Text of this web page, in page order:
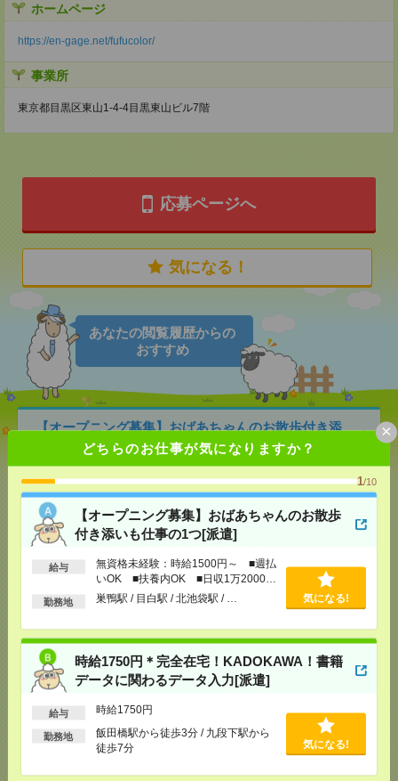
どちらのお仕事が気になりますか？
1/10
【オープニング募集】おばあちゃんのお散歩
付き添いも仕事の1つ[派遣]
給与
無資格未経験：時給1500円～ ■週払
いOK ■扶養内OK ■日収1万2000円
以上
勤務地 巣鴨駅 / 目白駅 / 北池袋駅 / … 気になる!
時給1750円＊完全在宅！KADOKAWA！書籍
データに関わるデータ入力[派遣]
給与 時給1750円
勤務地
飯田橋駅から徒歩3分 / 九段下駅から
徒歩7分
気になる!
×
ホームページ
https://en-gage.net/fufucolor/
事業所
東京都目黒区東山1-4-4目黒東山ビル7階
応募ページへ
気になる！
あなたの閲覧履歴からの
おすすめ
【オープニング募集】おばあちゃんのお散歩付き添
いも仕事の1つ[派遣]
[給 与]無資格未経験：時給1500円～ ■週払い
OK ■扶養内OK ■日収1万2000円以上
[交通費]
交通費全額支給
[勤務地]
巣鴨駅/目白駅 /北池袋駅/…
気になる！
時給1750円＊完全在宅！KADOKAWA！書籍データ
に関わるデータ入力[派遣]
[交通費]全額支給
[勤務地]
飯田橋駅から徒歩3分/九段下駅から徒歩7
分
気になる！
完全在宅で16時まで！英語&日本語＼EC運営サポー
ト／[派遣]
[給 与]時給2450円＋交